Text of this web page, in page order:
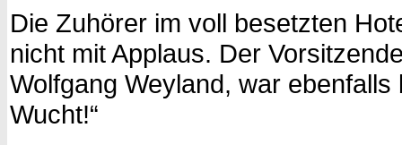
Die Zuhörer im voll besetzten
nicht mit Applaus. Der
Wolfgang Weyland, war
Wucht!“